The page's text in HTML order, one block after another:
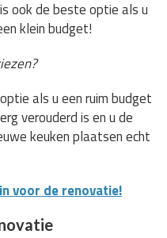
ook de beste optie als u
klein budget!
als u een ruim budget
verouderd is en u de
keuken plaatsen echt
voor de renovatie!